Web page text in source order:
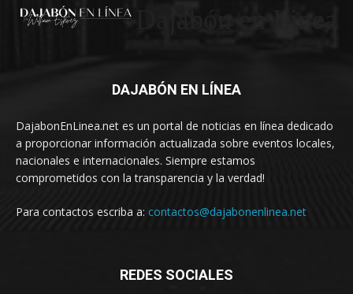
DAJABÓN EN LÍNEA
DajabonEnLinea.net es un portal de noticias en línea dedicado
a proporcionar información actualizada sobre eventos locales,
nacionales e internacionales. Siempre estamos
comprometidos con la transparencia y la verdad!
Para contactos escriba a: contactos@dajabonenlinea.net
REDES SOCIALES